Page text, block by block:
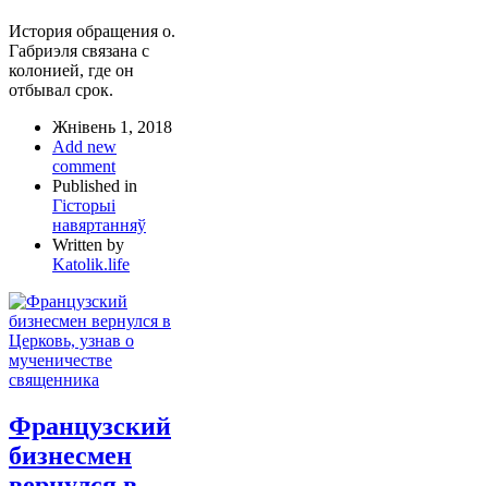
История обращения о.
Габриэля связана с
колонией, где он
отбывал срок.
Жнівень 1, 2018
Add new
comment
Published in
Гісторыі
навяртанняў
Written by
Katolik.life
Французский
бизнесмен